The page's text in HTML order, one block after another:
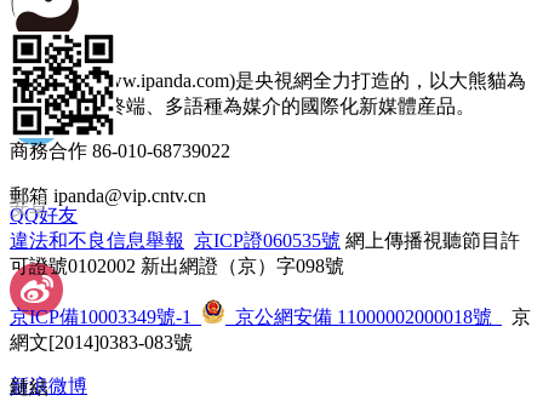
微信朋友
QQ好友
新浪微博
安卓
熊貓頻道(www.ipanda.com)是央視網全力打造的，以大熊貓為
主題，以多終端、多語種為媒介的國際化新媒體産品。
商務合作 86-010-68739022
郵箱 ipanda@vip.cntv.cn
違法和不良信息舉報 京ICP證060535號 網上傳播視聽節目許
可證號0102002 新出網證（京）字098號
京ICP備10003349號-1 京公網安備 11000002000018號
京
網文[2014]0383-083號
鏈結